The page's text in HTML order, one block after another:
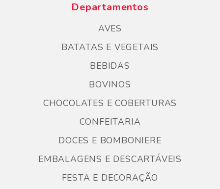
Departamentos
AVES
BATATAS E VEGETAIS
BEBIDAS
BOVINOS
CHOCOLATES E COBERTURAS
CONFEITARIA
DOCES E BOMBONIERE
EMBALAGENS E DESCARTÁVEIS
FESTA E DECORAÇÃO